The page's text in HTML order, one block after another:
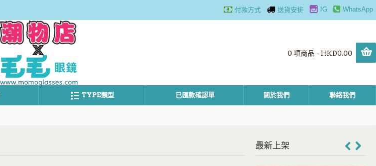
付款方式 送貨安排 IG WhatsApp
0 項商品 - HKD0.00
TYPE類型 已匯款確認單 關於我們 聯絡我們
最新上架